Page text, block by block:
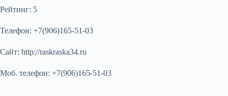
Рейтинг: 5
Телефон: +7(906)165-51-03
Сайт: http://raskraska34.ru
Моб. телефон: +7(906)165-51-03